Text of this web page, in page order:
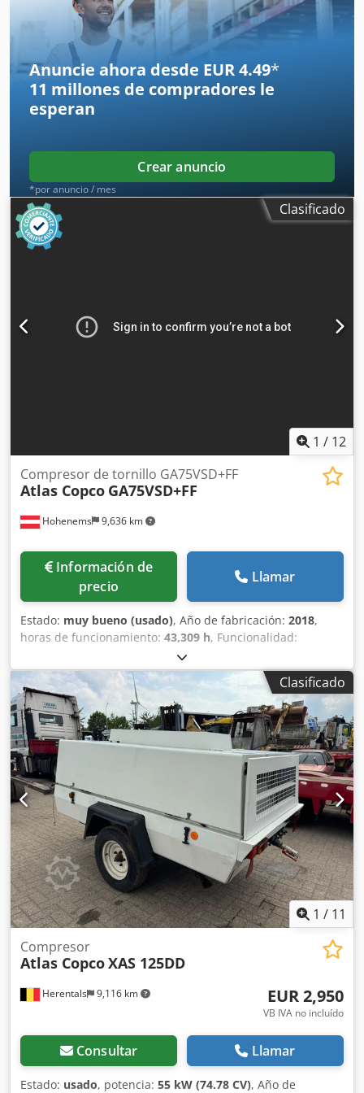
funcionamiento: 5735
Anuncie ahora desde EUR 4.49*
11 millones de compradores le
esperan
Crear anuncio
*por anuncio / mes
Clasificado
1 / 12
Hohenems 9,636 km
Compresor de tornillo GA75VSD+FF
Atlas Copco GA75VSD+FF
Información de
precio
Llamar
Estado: muy bueno (usado), Año de fabricación: 2018,
horas de funcionamiento: 43,309 h, Funcionalidad:
, Compresor de tornillo Atlas Copco
GA75VSD+FF Cedpfx Abjzp Urwsyerf Inversor y secador
integrados 75 kW 12,75 bar 15,50 m³/min Año de
fabricación: 2018 Horas de funcionamiento: 43.309
Clasificado
1 / 11
Herentals 9,116 km
Compresor
Atlas CopcoXAS 125DD
EUR 2,950
VB IVA no incluído
Consultar Llamar
Estado: usado, potencia: 55 kW (74.78 CV), Año de